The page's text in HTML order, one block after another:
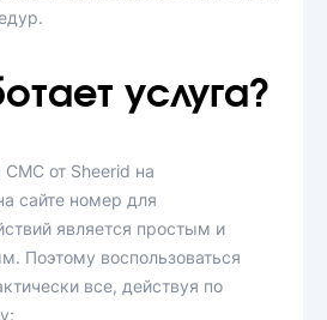
услуга?
СМС от Sheerid на
сайте номер для
является простым и
Поэтому воспользоваться
все, действуя по